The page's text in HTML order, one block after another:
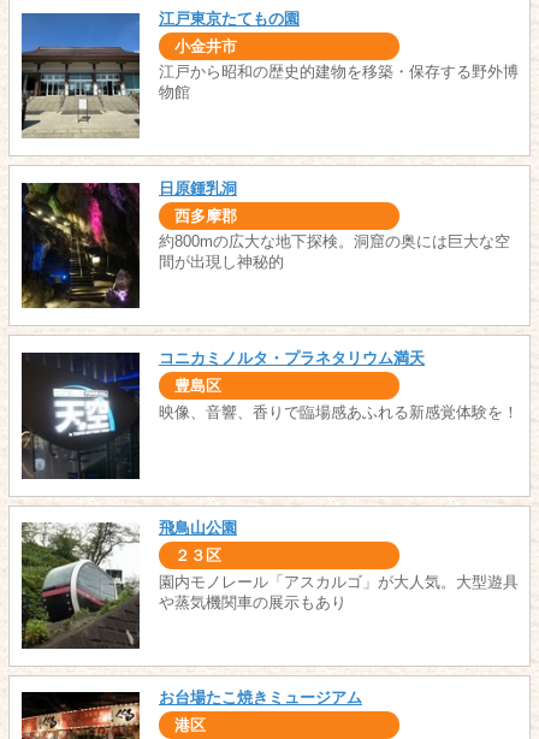
江戸東京たてもの園
小金井市
江戸から昭和の歴史的建物を移築・保存する野外博
物館
日原鍾乳洞
西多摩郡
約800mの広大な地下探検。洞窟の奥には巨大な空
間が出現し神秘的
コニカミノルタ・プラネタリウム満天
豊島区
映像、音響、香りで臨場感あふれる新感覚体験を！
飛鳥山公園
２３区
園内モノレール「アスカルゴ」が大人気。大型遊具
や蒸気機関車の展示もあり
お台場たこ焼きミュージアム
港区